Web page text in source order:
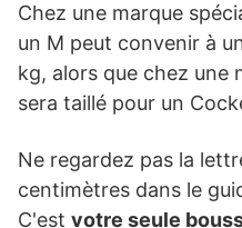
Chez une marque
un M peut convenir à
kg, alors que chez une
sera taillé pour un
Ne regardez pas la
centimètres dans le
C'est votre seule